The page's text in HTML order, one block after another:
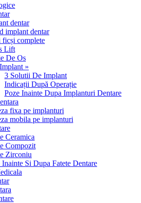
dentar
implant dentar
complete
Lift
De Os
»
3 Solutii De Implant
Indicații După Operație
Poze Inainte Dupa Implanturi Dentare
fixa pe implanturi
mobila pe implanturi
Ceramica
Compozit
Zirconiu
Inainte Si Dupa Fatete Dentare